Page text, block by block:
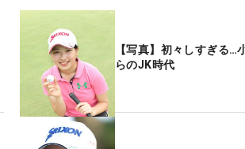
【写真】初々しすぎる…
らのJK時代